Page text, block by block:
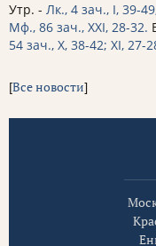
Утр. - Лк., 4 зач., I, 39-
Мф., 86 зач., XXI, 28-32.
54 зач., X, 38-42; XI, 27-
[Все новости]